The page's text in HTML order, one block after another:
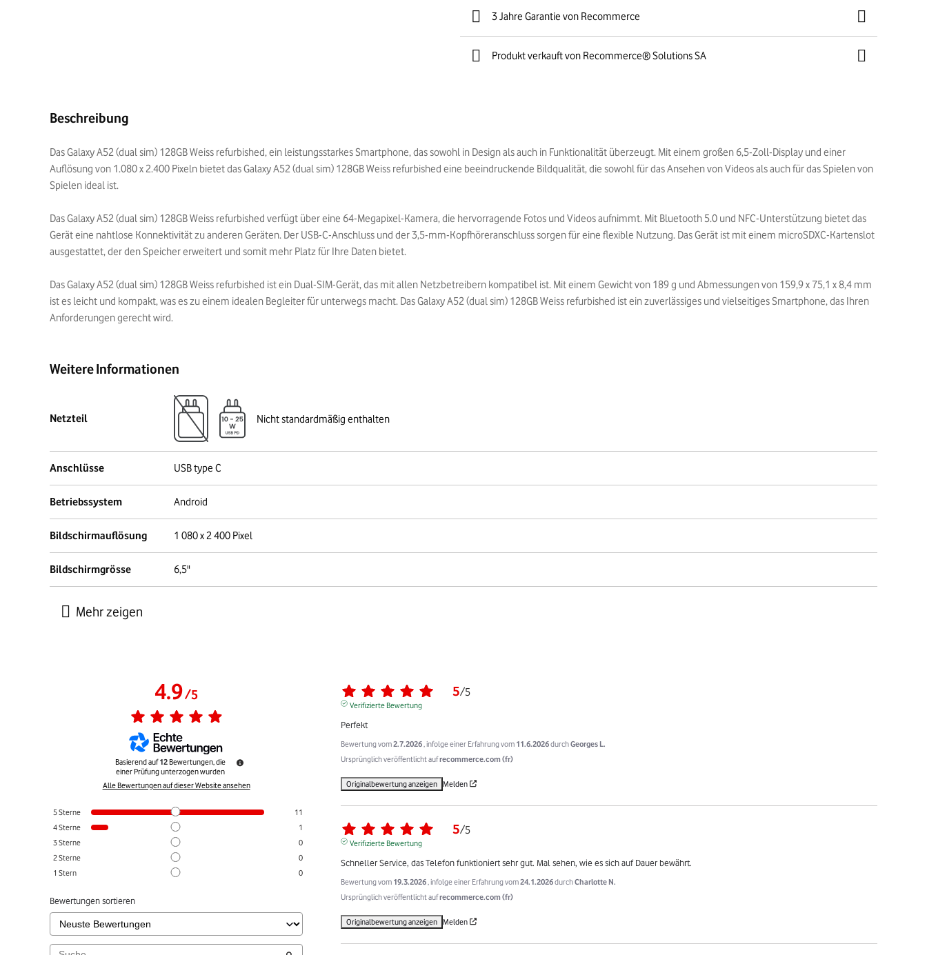
3 Jahre Garantie von Recommerce
Produkt verkauft von Recommerce® Solutions SA
Beschreibung
Das Galaxy A52 (dual sim) 128GB Weiss refurbished, ein leistungsstarkes Smartphone, das sowohl in Design als auch in Funktionalität überzeugt. Mit einem großen 6,5-Zoll-Display und einer
Auflösung von 1.080 x 2.400 Pixeln bietet das Galaxy A52 (dual sim) 128GB Weiss refurbished eine beeindruckende Bildqualität, die sowohl für das Ansehen von Videos als auch für das Spielen von
Spielen ideal ist.
Das Galaxy A52 (dual sim) 128GB Weiss refurbished verfügt über eine 64-Megapixel-Kamera, die hervorragende Fotos und Videos aufnimmt. Mit Bluetooth 5.0 und NFC-Unterstützung bietet das
Gerät eine nahtlose Konnektivität zu anderen Geräten. Der USB-C-Anschluss und der 3,5-mm-Kopfhöreranschluss sorgen für eine flexible Nutzung. Das Gerät ist mit einem microSDXC-Kartenslot
ausgestattet, der den Speicher erweitert und somit mehr Platz für Ihre Daten bietet.
Das Galaxy A52 (dual sim) 128GB Weiss refurbished ist ein Dual-SIM-Gerät, das mit allen Netzbetreibern kompatibel ist. Mit einem Gewicht von 189 g und Abmessungen von 159,9 x 75,1 x 8,4 mm
ist es leicht und kompakt, was es zu einem idealen Begleiter für unterwegs macht. Das Galaxy A52 (dual sim) 128GB Weiss refurbished ist ein zuverlässiges und vielseitiges Smartphone, das Ihren
Anforderungen gerecht wird.
Weitere Informationen
Netzteil Nicht standardmäßig enthalten
Anschlüsse USB type C
Betriebssystem Android
Bildschirmauflösung 1 080 x 2 400 Pixel
Bildschirmgrösse 6,5"
4.9/5
Basierend auf12 Bewertungen, die
einer Prüfung unterzogen wurden
Alle Bewertungen auf dieser Website ansehen
5Sterne
11
4Sterne
1
3Sterne
0
2Sterne
0
1 Stern 0
Bewertungen sortieren
5/5
Verifizierte Bewertung
Perfekt
Bewertung vom2.7.2026 , infolge einer Erfahrung vom 11.6.2026durchGeorges L.
Ursprünglich veröffentlicht aufrecommerce.com (fr)
Originalbewertung anzeigen Melden
5/5
Verifizierte Bewertung
Schneller Service, das Telefon funktioniert sehr gut. Mal sehen, wie es sich auf Dauer bewährt.
Bewertung vom 19.3.2026 , infolge einer Erfahrung vom24.1.2026durchCharlotte N.
Ursprünglich veröffentlicht aufrecommerce.com (fr)
Originalbewertung anzeigen Melden